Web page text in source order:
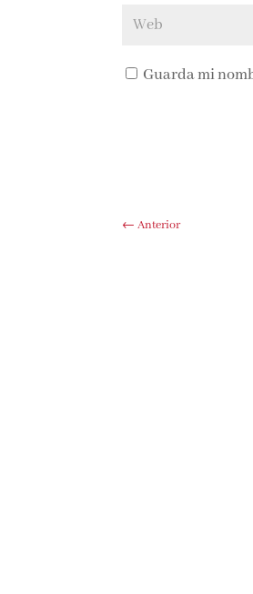
Guarda mi
← Anterior